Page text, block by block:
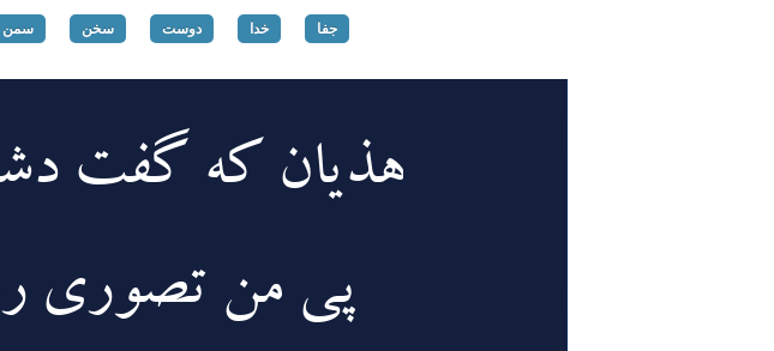
جفا خدا دوست سخن سمن